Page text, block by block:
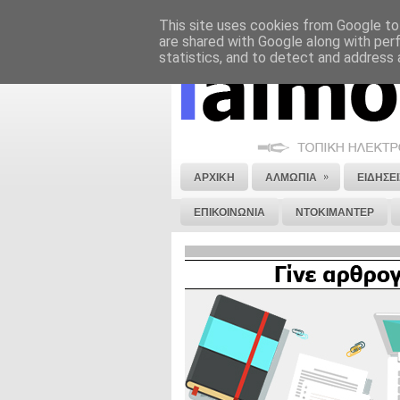
ΝΟΜΙΚΗ ΣΗΜΕΙΩΣΗ ΔΙΑΦΗΜΙΣΗ
ΑΡΧΙΚΗ ΑΛΜΩΠΙΑ »
ΕΠΙΚΟΙΝΩΝΙΑ ΝΤΟΚΙΜΑΝΤΕΡ
This site uses cookies from Google
are shared with Google along with
statistics, and to detect and address